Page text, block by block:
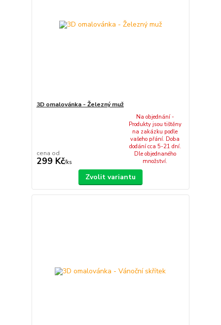
3D omalovánka - Železný muž
cena od
299 Kč/ks
Na objednání -
Produkty jsou tištěny
na zakázku podle
vašeho přání. Doba
dodání cca 5-21 dní.
Dle objednaného
množství.
Zvolit variantu